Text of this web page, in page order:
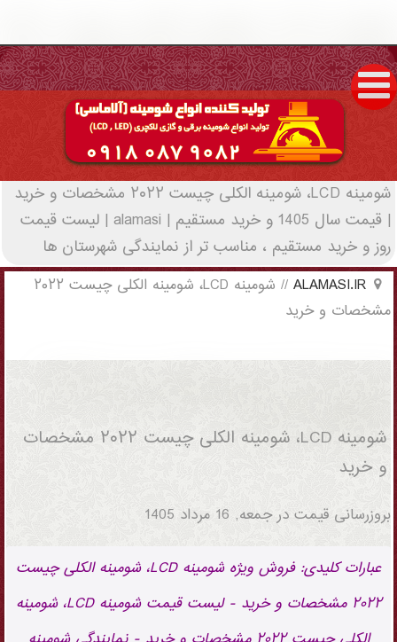
مشخصات و خرید | قیمت سال 1405 و خرید
مستقیم | alamasi - (3813)(New - 2022)
شومینه LCD، شومینه الکلی چیست ۲۰۲۲ مشخصات و خرید
| قیمت سال 1405 و خرید مستقیم | alamasi | لیست قیمت
روز و خرید مستقیم ، مناسب تر از نمایندگی شهرستان ها
ALAMASI.IR
//
شومینه LCD، شومینه الکلی چیست ۲۰۲۲
مشخصات و خرید
مشخصات و خرید
شومینه LCD، شومینه الکلی چیست ۲۰۲۲ مشخصات
و خرید
بروزرسانی قیمت درجمعه, 16 مرداد 1405
عبارات کلیدی: فروش ویژه شومینه LCD، شومینه الکلی چیست
۲۰۲۲ مشخصات و خرید - لیست قیمت شومینه LCD، شومینه